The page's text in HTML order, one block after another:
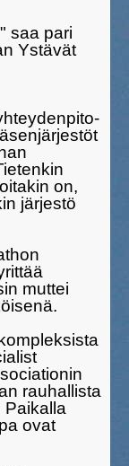
saa pari
Ystävät
on,
järjestö
muttei
rauhallista
Paikalla
ovat